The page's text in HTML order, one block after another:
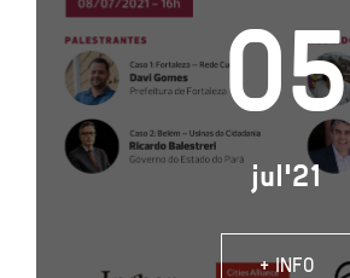
05
jul'21
+ INFO